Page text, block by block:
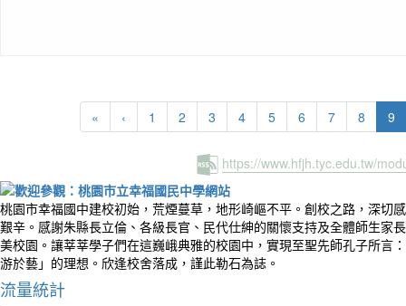
« ‹ 1 2 3 4 5 6 7 8 9
https://www.hfjh.tyc.edu.tw/
桃園市幸福國中建校初始，荒煙蔓草，地形崎嶇不平。創校之路，深切
艱辛。感謝朱縣長立倫、各級長官、民代仕紳的關懷支持及全體師生家
美校園。讓莘莘學子們在這巍峨典雅的校園中，實現至聖先師孔子所言
游於藝」的理想。欣逢校舍落成，謹此勒石為誌。
流量統計